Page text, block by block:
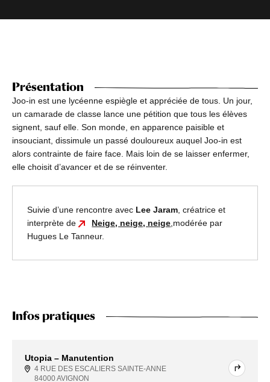
Présentation
Joo-in est une lycéenne espiègle et appréciée de tous. Un jour,
un camarade de classe lance une pétition que tous les élèves
signent, sauf elle. Son monde, en apparence paisible et
insouciant, dissimule un passé douloureux auquel Joo-in est
alors contrainte de faire face. Mais loin de se laisser enfermer,
elle choisit d’avancer et de se réinventer.
Suivie d’une rencontre avec Lee Jaram , créatrice et
interprète de
Neige, neige, neige modérée par
Hugues Le Tanneur.
Infos pratiques
Utopia – Manutention
4 RUE DES ESCALIERS SAINTE-ANNE
84000 AVIGNON